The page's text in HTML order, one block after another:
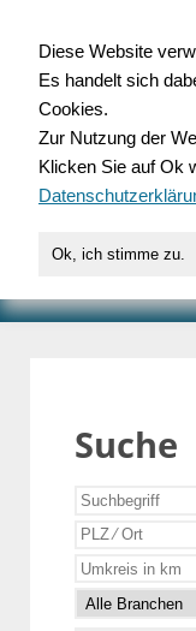
für
Suche
Diese Website
Es handelt sich
Cookies.
Zur Nutzung der
Klicken Sie auf Ok
Ok, ich stimme zu.